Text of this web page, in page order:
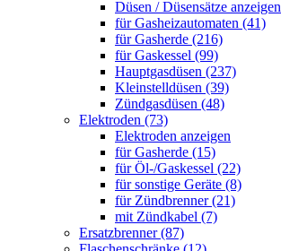
Düsen / Düsensätze anzeigen
für Gasheizautomaten (41)
für Gasherde (216)
für Gaskessel (99)
Hauptgasdüsen (237)
Kleinstelldüsen (39)
Zündgasdüsen (48)
Elektroden (73)
Elektroden anzeigen
für Gasherde (15)
für Öl-/Gaskessel (22)
für sonstige Geräte (8)
für Zündbrenner (21)
mit Zündkabel (7)
Ersatzbrenner (87)